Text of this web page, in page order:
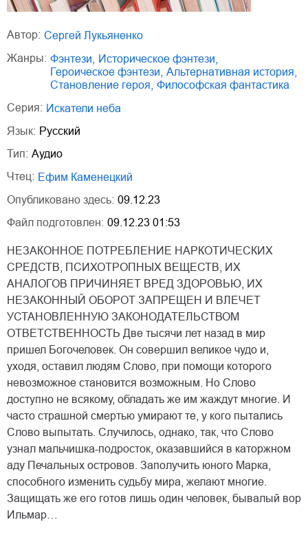
Автор:
Сергей Лукьяненко
Жанры:
фэнтези историческое фэнтези
героическое фэнтези
альтернативная история
становление героя
философская фантастика
Серия:
Искатели неба
Язык: Русский
Тип: Аудио
Чтец:
Ефим Каменецкий
Опубликовано здесь: 09.12.23
Файл подготовлен: 09.12.23 01:53
НЕЗАКОННОЕ ПОТРЕБЛЕНИЕ НАРКОТИЧЕСКИХ
СРЕДСТВ, ПСИХОТРОПНЫХ ВЕЩЕСТВ, ИХ
АНАЛОГОВ ПРИЧИНЯЕТ ВРЕД ЗДОРОВЬЮ, ИХ
НЕЗАКОННЫЙ ОБОРОТ ЗАПРЕЩЕН И ВЛЕЧЕТ
УСТАНОВЛЕННУЮ ЗАКОНОДАТЕЛЬСТВОМ
ОТВЕТСТВЕННОСТЬ Две тысячи лет назад в мир
пришел Богочеловек. Он совершил великое чудо и,
уходя, оставил людям Слово, при помощи которого
невозможное становится возможным. Но Слово
доступно не всякому, обладать же им жаждут многие. И
часто страшной смертью умирают те, у кого пытались
Слово выпытать. Случилось, однако, так, что Слово
узнал мальчишка-подросток, оказавшийся в каторжном
аду Печальных островов. Заполучить юного Марка,
способного изменить судьбу мира, желают многие.
Защищать же его готов лишь один человек, бывалый вор
Ильмар…